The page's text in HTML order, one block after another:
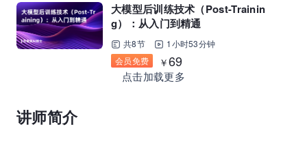
大模型后训练技术（Post-Trainin
g）：从入门到精通
共8节
1小时53分钟
会员免费
￥69
点击加载更多
讲师简介